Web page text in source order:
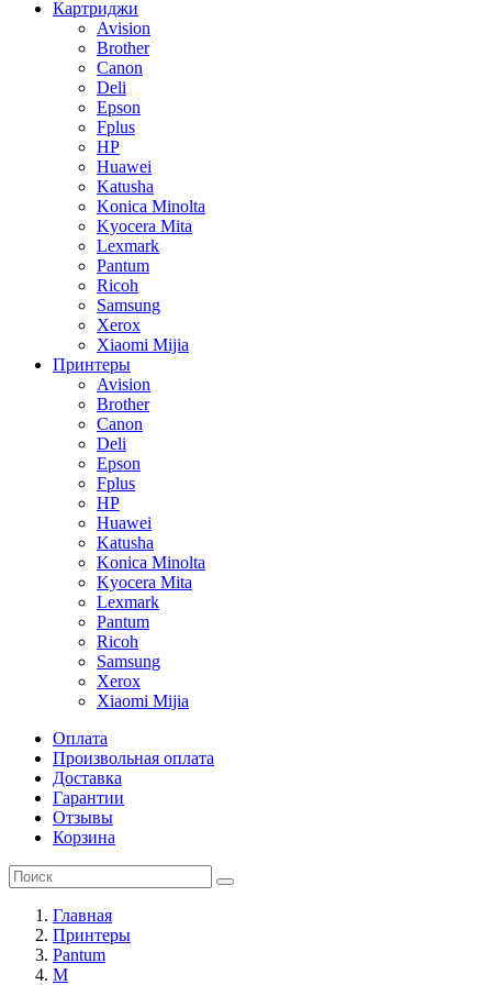
Картриджи
Avision
Brother
Canon
Deli
Epson
Fplus
HP
Huawei
Katusha
Konica Minolta
Kyocera Mita
Lexmark
Pantum
Ricoh
Samsung
Xerox
Xiaomi Mijia
Принтеры
Avision
Brother
Canon
Deli
Epson
Fplus
HP
Huawei
Katusha
Konica Minolta
Kyocera Mita
Lexmark
Pantum
Ricoh
Samsung
Xerox
Xiaomi Mijia
Оплата
Произвольная оплата
Доставка
Гарантии
Отзывы
Корзина
Главная
Принтеры
Pantum
M